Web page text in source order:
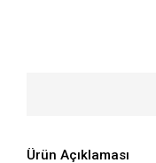
Ürün Açıklaması